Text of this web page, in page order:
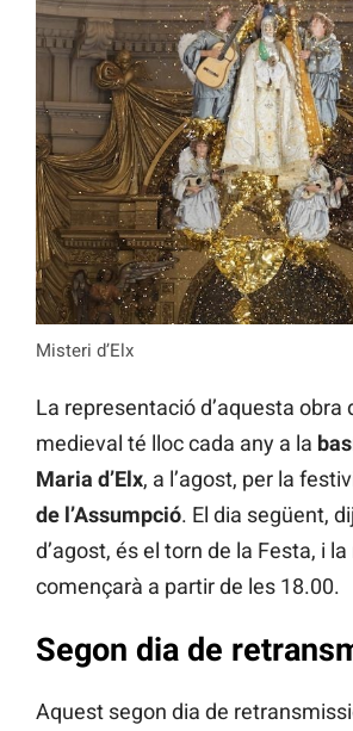
Misteri d’Elx
La representació d’aquesta obra
medieval té lloc cada any a la
Maria d’Elx, a l’agost, per la
de l’Assumpció. El dia següent,
d’agost, és el torn de la Festa, i
començarà a partir de les 18.00.
Segon dia de
Aquest segon dia de